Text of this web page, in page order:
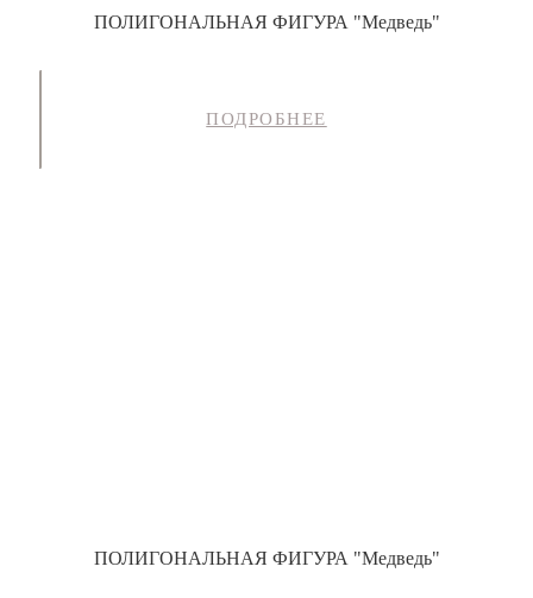
ПОЛИГОНАЛЬНАЯ ФИГУРА "Медведь"
ПОДРОБНЕЕ
ПОЛИГОНАЛЬНАЯ ФИГУРА "Медведь"